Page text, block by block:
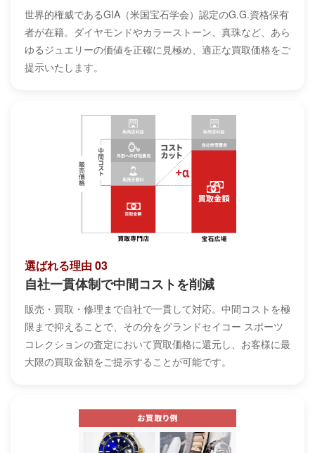
世界的権威であるGIA（米国宝石学会）認定のG.G.資格保有
者が在籍。ダイヤモンドやカラーストーン、真珠など、あら
ゆるジュエリーの価値を正確に見極め、適正な買取価格をご
提示いたします。
選ばれる理由 03
自社一貫体制で中間コストを削減
販売・買取・修理まで自社で一貫して対応。中間コストを極
限まで抑えることで、その分をグランドセイコー スポーツ
コレクションの査定において買取価格に還元し、お客様に最
大限の買取金額をご提示することが可能です。